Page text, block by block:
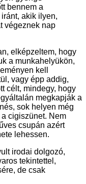
bennem a
akik ilyen,
végeznek nap
elképzeltem, hogy
a munkahelyükön,
kell
vagy épp addig,
célt, mindegy, hogy
megkapják a
sok helyen még
cigiszünet. Nem
csupán azért
lehessen.
irodai dolgozó,
tekintettel,
de csak